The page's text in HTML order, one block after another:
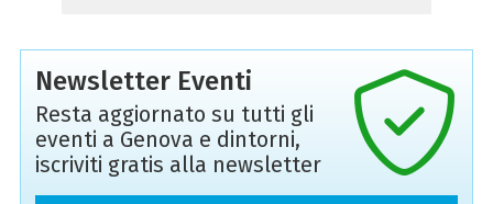
Newsletter Eventi
Resta aggiornato su tutti gli
eventi a Genova e dintorni,
iscriviti gratis alla newsletter